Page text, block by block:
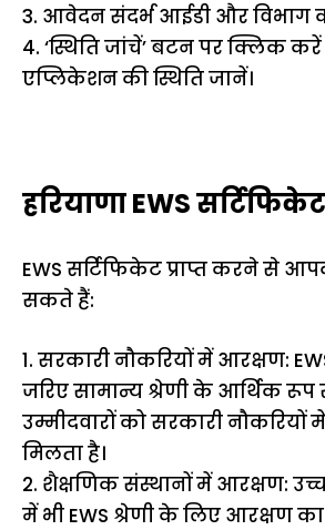
3. आवेदन संदर्भ आईडी और विभाग
4. ‘स्थिति जांचें’ बटन पर क्लिक
एप्लिकेशन की स्थिति जानें।
हरियाणा EWS
EWS सर्टिफिकेट प्राप्त करने से
सकते हैं:
1. सरकारी नौकरियों में आरक्षण:
जरिए सामान्य श्रेणी के आर्थिक
उम्मीदवारों को सरकारी नौकरियों
मिलता है।
2. शैक्षणिक संस्थानों में आरक्षण:
में भी EWS श्रेणी के लिए आरक्षण